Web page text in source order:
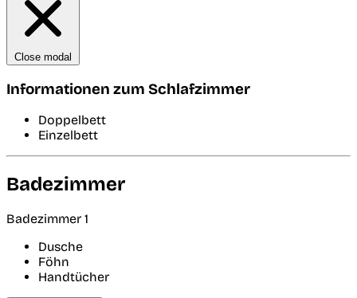
Close modal
Informationen zum Schlafzimmer
Doppelbett
Einzelbett
Badezimmer
Badezimmer 1
Dusche
Föhn
Handtücher